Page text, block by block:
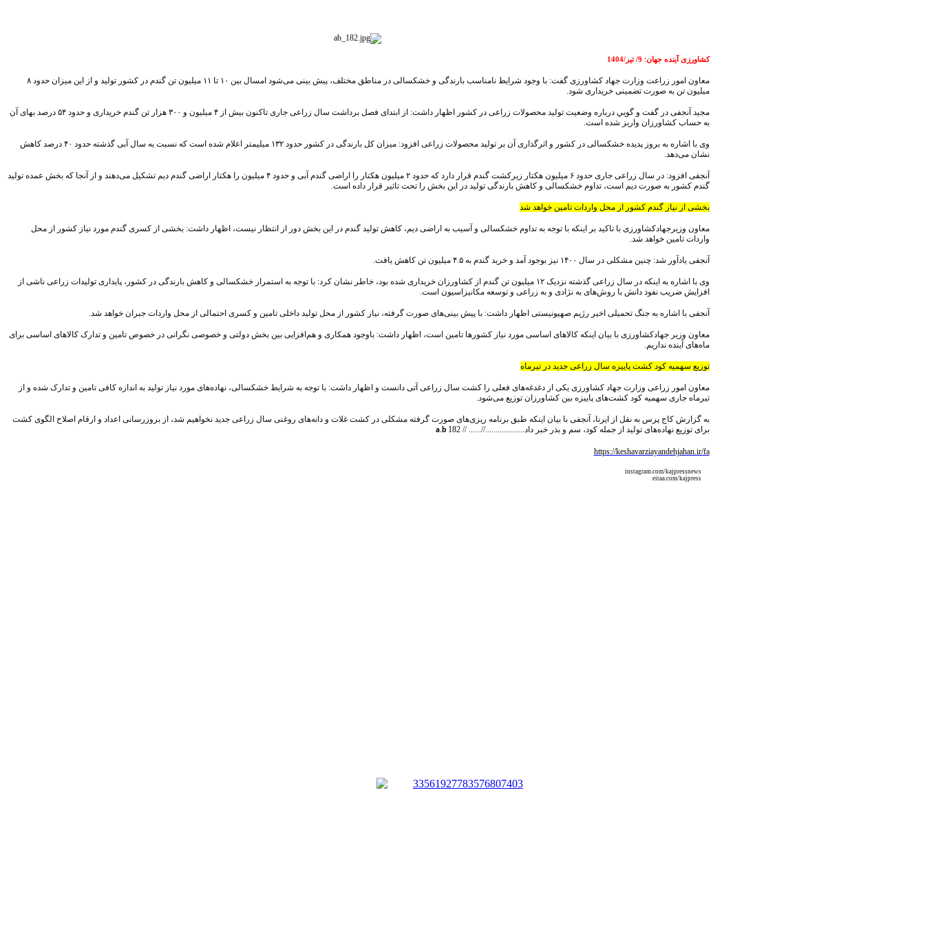
کشاورزی آینده جهان:
معاون امور زراعت وزارت جهاد کشاورزی گفت: با وجود شرایط نامناسب بارندگی و خشکسالی در مناطق مختلف، پیش بینی می‌شود امسال بین ۱۰ تا ۱۱ میلیون تن گندم در کشور تولید و از این میزان حدود ۸
میلیون تن به صورت تضمینی خریداری شود.
مجید آنجفی در گفت و گويي درباره وضعیت تولید محصولات زراعی در کشور اظهار داشت: از ابتدای فصل برداشت سال زراعی جاری تاکنون بیش از ۴ میلیون و ۳۰۰ هزار تن گندم خریداری و حدود ۵۴ درصد بهای آن
به حساب کشاورزان واریز شده است.
وی با اشاره به بروز پدیده خشکسالی در کشور و اثرگذاری آن بر تولید محصولات زراعی افزود: میزان کل بارندگی در کشور حدود ۱۳۲ میلیمتر اعلام شده است که نسبت به سال آبی گذشته حدود ۴۰ درصد کاهش
نشان می‌دهد.
آنجفی افزود: در سال زراعی جاری حدود ۶ میلیون هکتار زیرکشت گندم قرار دارد که حدود ۲ میلیون هکتار را اراضی گندم آبی و حدود ۴ میلیون را هکتار اراضی گندم دیم تشکیل می‌دهند و از آنجا که بخش عمده تولید
گندم کشور به صورت دیم است، تداوم خشکسالی و کاهش بارندگی تولید در این بخش را تحت تاثیر قرار داده است.
بخشی از نیاز گندم کشور از محل واردات تامین خواهد شد
معاون وزیرجهادکشاورزی با تاکید بر اینکه با توجه به تداوم خشکسالی و آسیب به اراضی دیم، کاهش تولید گندم در این بخش دور از انتظار نیست، اظهار داشت: بخشی از کسری گندم مورد نیاز کشور از محل
واردات تامین خواهد شد.
آنجفی یادآور شد: چنین مشکلی در سال ۱۴۰۰ نیز بوجود آمد و خرید گندم به ۴.۵ میلیون تن کاهش یافت.
وی با اشاره به اینکه در سال زراعی گذشته نزدیک ۱۲ میلیون تن گندم از کشاورزان خریداری شده بود، خاطر نشان کرد: با توجه به استمرار خشکسالی و کاهش بارندگی در کشور، پایداری تولیدات زراعی ناشی از
افزایش ضریب نفوذ دانش با روش‌های به نژادی و به زراعی و توسعه مکانیزاسیون است.
آنجفی با اشاره به جنگ تحمیلی اخیر رژیم صهیونیستی اظهار داشت: با پیش بینی‌های صورت گرفته، نیاز کشور از محل تولید داخلی تامین و کسری احتمالی از محل واردات جبران خواهد شد.
معاون وزیر جهادکشاورزی با بیان اینکه کالاهای اساسی مورد نیاز کشورها تامین است، اظهار داشت: باوجود همکاری و هم‌افزایی بین بخش دولتی و خصوصی نگرانی در خصوص تامین و تدارک کالاهای اساسی برای
ماه‌های آینده نداریم.
توزیع سهمیه کود کشت پاییزه سال زراعی جدید در تیرماه
معاون امور زراعی وزارت جهاد کشاورزی یکی از دغدغه‌های فعلی را کشت سال زراعی آتی دانست و اظهار داشت: با توجه به شرایط خشکسالی، نهاده‌های مورد نیاز تولید به اندازه کافی تامین و تدارک شده و از
تیرماه جاری سهمیه کود کشت‌های پاییزه بین کشاورزان توزیع می‌شود.
به گزارش کاج پرس به نقل از ایرنا، آنجفی با بیان اینکه طبق برنامه ریزی‌های صورت گرفته مشکلی در کشت غلات و دانه‌های روغنی سال زراعی جدید نخواهیم شد، از بروزرسانی اعداد و ارقام اصلاح الگوی کشت
برای توزیع نهاده‌های تولید از جمله کود، سم و بذر خبر داد...................//...... //182
a.b
https://keshavarziayandehjahan.ir/fa
instagram.com/kajpressnews
eitaa.com/kajpress